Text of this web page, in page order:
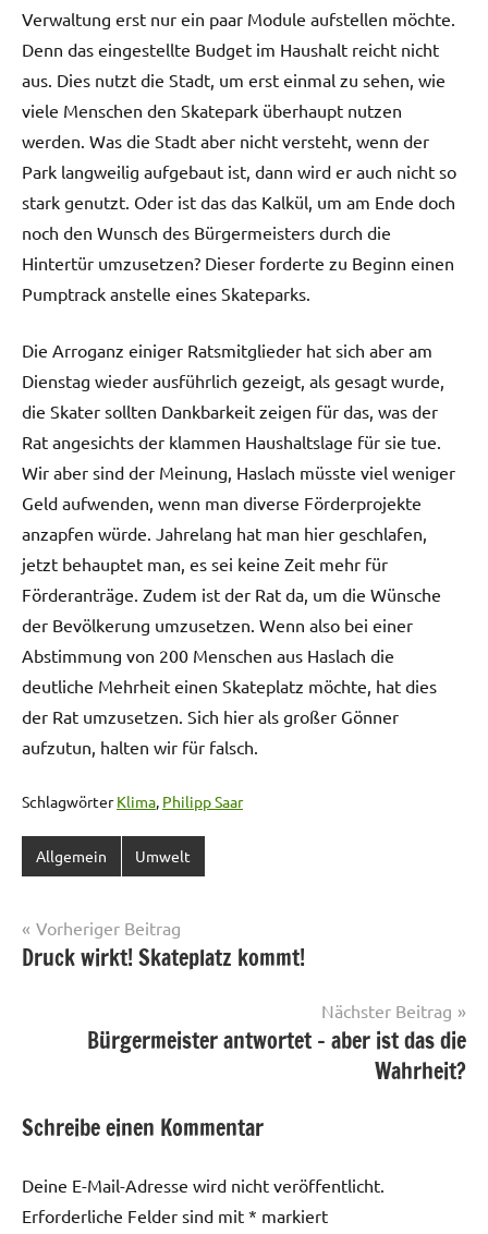
Verwaltung erst nur ein paar Module aufstellen möchte.
Denn das eingestellte Budget im Haushalt reicht nicht
aus. Dies nutzt die Stadt, um erst einmal zu sehen, wie
viele Menschen den Skatepark überhaupt nutzen
werden. Was die Stadt aber nicht versteht, wenn der
Park langweilig aufgebaut ist, dann wird er auch nicht so
stark genutzt. Oder ist das das Kalkül, um am Ende doch
noch den Wunsch des Bürgermeisters durch die
Hintertür umzusetzen? Dieser forderte zu Beginn einen
Pumptrack anstelle eines Skateparks.
Die Arroganz einiger Ratsmitglieder hat sich aber am
Dienstag wieder ausführlich gezeigt, als gesagt wurde,
die Skater sollten Dankbarkeit zeigen für das, was der
Rat angesichts der klammen Haushaltslage für sie tue.
Wir aber sind der Meinung, Haslach müsste viel weniger
Geld aufwenden, wenn man diverse Förderprojekte
anzapfen würde. Jahrelang hat man hier geschlafen,
jetzt behauptet man, es sei keine Zeit mehr für
Förderanträge. Zudem ist der Rat da, um die Wünsche
der Bevölkerung umzusetzen. Wenn also bei einer
Abstimmung von 200 Menschen aus Haslach die
deutliche Mehrheit einen Skateplatz möchte, hat dies
der Rat umzusetzen. Sich hier als großer Gönner
aufzutun, halten wir für falsch.
SchlagwörterKlima, Philipp Saar
Allgemein Umwelt
Beitragsnavigation
Vorheriger Beitrag
Druck wirkt! Skateplatz kommt!
Nächster Beitrag
Bürgermeister antwortet – aber ist das die
Wahrheit?
Schreibe einen Kommentar
Deine E-Mail-Adresse wird nicht veröffentlicht.
Erforderliche Felder sind mit * markiert